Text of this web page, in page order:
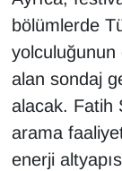
bölümlerde
yolculuğunun
alan sondaj
alacak. Fatih
arama
enerji